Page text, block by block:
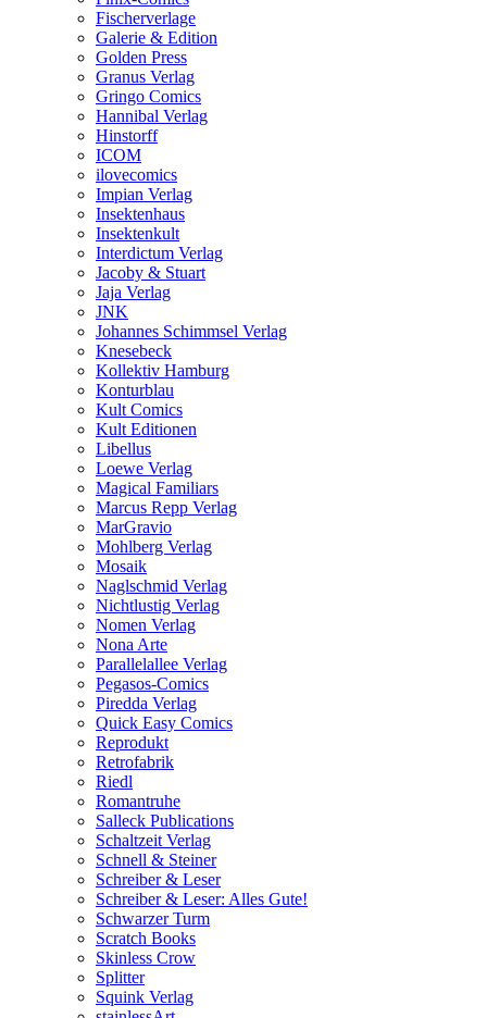
Fischerverlage
Galerie & Edition
Golden Press
Granus Verlag
Gringo Comics
Hannibal Verlag
Hinstorff
ICOM
ilovecomics
Impian Verlag
Insektenhaus
Insektenkult
Interdictum Verlag
Jacoby & Stuart
Jaja Verlag
JNK
Johannes Schimmsel Verlag
Knesebeck
Kollektiv Hamburg
Konturblau
Kult Comics
Kult Editionen
Libellus
Loewe Verlag
Magical Familiars
Marcus Repp Verlag
MarGravio
Mohlberg Verlag
Mosaik
Naglschmid Verlag
Nichtlustig Verlag
Nomen Verlag
Nona Arte
Parallelallee Verlag
Pegasos-Comics
Piredda Verlag
Quick Easy Comics
Reprodukt
Retrofabrik
Riedl
Romantruhe
Salleck Publications
Schaltzeit Verlag
Schnell & Steiner
Schreiber & Leser
Schreiber & Leser: Alles Gute!
Schwarzer Turm
Scratch Books
Skinless Crow
Splitter
Squink Verlag